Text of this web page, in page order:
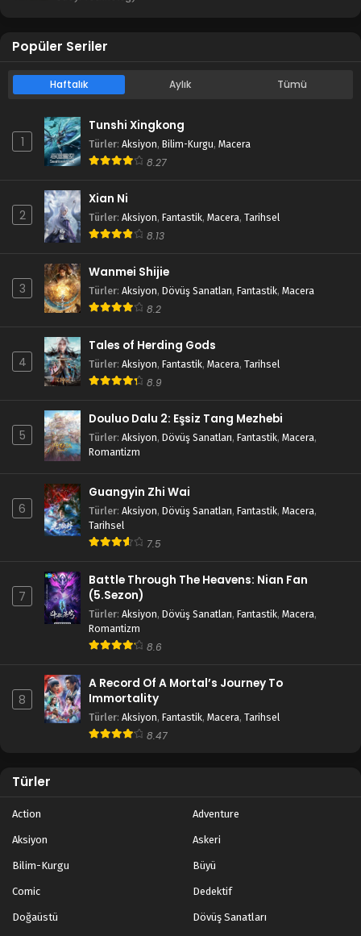
Popüler Seriler
Haftalık Aylık Tümü
1
Tunshi Xingkong
Türler: Aksiyon, Bilim-Kurgu, Macera
8.27
2
Xian Ni
Türler: Aksiyon, Fantastik, Macera, Tarihsel
8.13
3
Wanmei Shijie
Türler: Aksiyon, Dövüş Sanatları, Fantastik, Macera
8.2
4
Tales of Herding Gods
Türler: Aksiyon, Fantastik, Macera, Tarihsel
8.9
5
Douluo Dalu 2: Eşsiz Tang Mezhebi
Türler: Aksiyon, Dövüş Sanatları, Fantastik, Macera,
Romantizm
6
Guangyin Zhi Wai
Türler: Aksiyon, Dövüş Sanatları, Fantastik, Macera,
Tarihsel
7.5
7
Battle Through The Heavens: Nian Fan
(5.Sezon)
Türler: Aksiyon, Dövüş Sanatları, Fantastik, Macera,
Romantizm
8.6
8
A Record Of A Mortal’s Journey To
Immortality
Türler: Aksiyon, Fantastik, Macera, Tarihsel
8.47
Türler
Action Adventure
Aksiyon Askeri
Bilim-Kurgu Büyü
Comic Dedektif
Doğaüstü Dövüş Sanatları